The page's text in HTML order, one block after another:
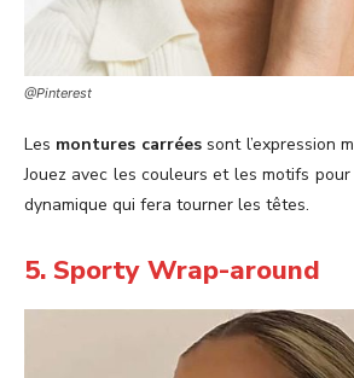
@Pinterest
Les montures carrées sont l’expression
Jouez avec les couleurs et les motifs
dynamique qui fera tourner les têtes.
5. Sporty Wrap-around